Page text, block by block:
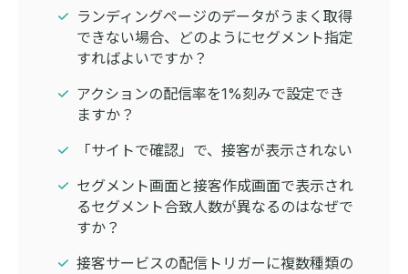
ランディングページのデータがうまく取得
できない場合、どのようにセグメント指定
すればよいですか？
アクションの配信率を1%刻みで設定でき
ますか？
「サイトで確認」で、接客が表示されない
セグメント画面と接客作成画面で表示され
るセグメント合致人数が異なるのはなぜで
すか？
接客サービスの配信トリガーに複数種類の